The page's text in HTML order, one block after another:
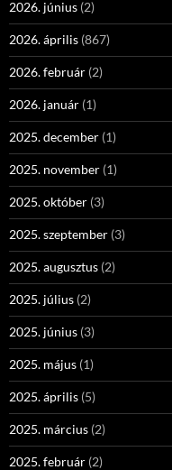
2026. június (2)
2026. április (867)
2026. február (2)
2026. január (1)
2025. december (1)
2025. november (1)
2025. október (3)
2025. szeptember (3)
2025. augusztus (2)
2025. július (2)
2025. június (3)
2025. május (1)
2025. április (5)
2025. március (2)
2025. február (2)